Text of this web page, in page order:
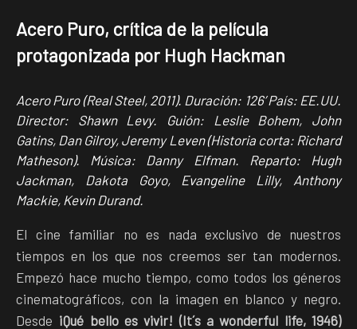
Acero Puro, crítica de la película
protagonizada por Hugh Hackman
Acero Puro (Real Steel, 2011). Duración: 126’ País: EE.UU.
Director: Shawn Levy. Guión: Leslie Bohem, John
Gatins, Dan Gilroy, Jeremy Leven (Historia corta: Richard
Matheson). Música: Danny Elfman. Reparto: Hugh
Jackman, Dakota Goyo, Evangeline Lilly, Anthony
Mackie, Kevin Durand.
El cine familiar no es nada exclusivo de nuestros
tiempos en los que nos creemos ser tan modernos.
Empezó hace mucho tiempo, como todos los géneros
cinematográficos, con la imagen en blanco y negro.
Desde ¡Qué bello es vivir! (It´s a wonderful life, 1946)